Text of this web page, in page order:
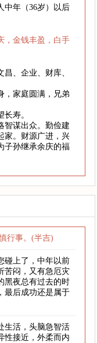
中年（36岁）以后
，金钱丰盈，白手
、企业、财库、
，家庭圆满，兄弟
寿。
智谋出众。勤俭建
家。财源广进，兴
子孙继承余庆的福
行事。(半吉)
碰上了，中年以前
苦闷，又有急厄灾
黑夜总有过去的时
最后成功还是属于
生活，头脑急智活
性接近，外柔而内